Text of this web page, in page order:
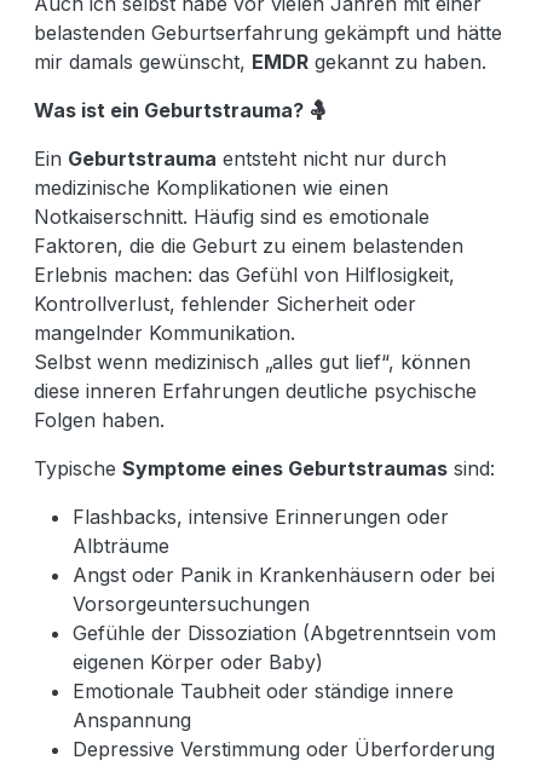
belastenden Geburtserfahrung gekämpft und hätte
mir damals gewünscht, EMDR gekannt zu haben.
Was ist ein Geburtstrauma? 🤱
Ein Geburtstrauma entsteht nicht nur durch
medizinische Komplikationen wie einen
Notkaiserschnitt. Häufig sind es emotionale
Faktoren, die die Geburt zu einem belastenden
Erlebnis machen: das Gefühl von Hilflosigkeit,
Kontrollverlust, fehlender Sicherheit oder
mangelnder Kommunikation.
Selbst wenn medizinisch „alles gut lief“, können
diese inneren Erfahrungen deutliche psychische
Folgen haben.
Typische Symptome eines Geburtstraumas sind:
Flashbacks, intensive Erinnerungen oder
Albträume
Angst oder Panik in Krankenhäusern oder bei
Vorsorgeuntersuchungen
Gefühle der Dissoziation (Abgetrenntsein vom
eigenen Körper oder Baby)
Emotionale Taubheit oder ständige innere
Anspannung
Depressive Verstimmung oder Überforderung